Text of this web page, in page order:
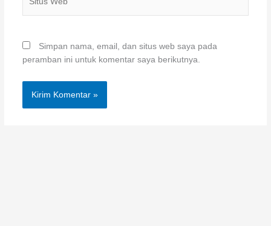
Simpan nama, email, dan situs web saya pada
peramban ini untuk komentar saya berikutnya.